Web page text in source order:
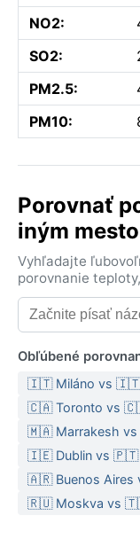
NO2:
SO2:
PM2.5:
PM10:
Porovnať
iným
Vyhľadajte
porovnanie
Obľúbené
🇮🇹 Miláno vs 🇮🇹
🇨🇦 Toronto vs
🇲🇦 Marrakesh
🇮🇪 Dublin vs 🇵🇹
🇦🇷 Buenos Aires
🇷🇺 Moskva vs